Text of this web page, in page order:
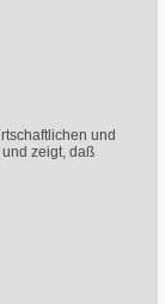
und
zeigt, daß